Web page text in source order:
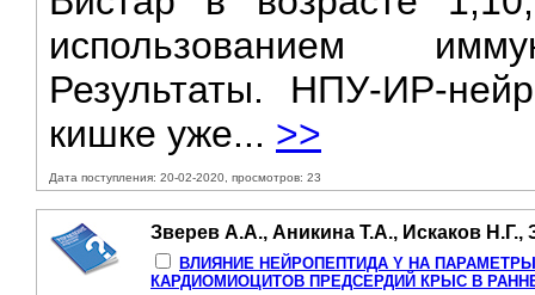
использованием
Результаты. НПУ-ИР-
кишке уже... >>
Дата поступления: 20-02-2020, просмотров: 23
Зверев А.А., Аникина Т.А., Искаков
ВЛИЯНИЕ НЕЙРОПЕПТИДА Y НА
КАРДИОМИОЦИТОВ ПРЕДСЕРДИЙ КРЫС В